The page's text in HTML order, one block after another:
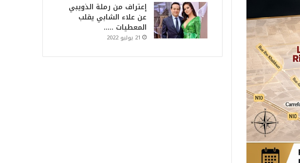
إعتراف من رملة الذويبي
عن علاء الشابي يقلب
المعطيات …..
21 يوليو 2022